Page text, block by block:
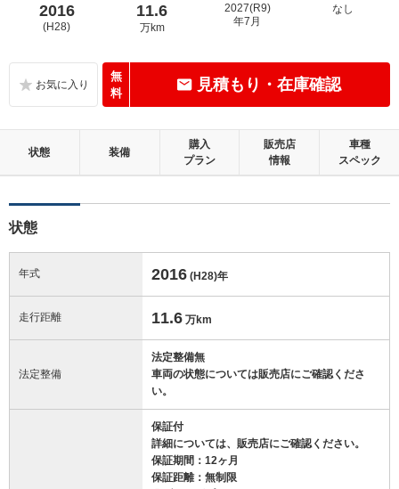
2016
(H28)
11.6
万km
2027(R9)
年7月
なし
無
料
見積もり・在庫確認
状態 装備
購入
プラン
販売店
情報
車種
スペック
状態
年式 2016 (H28)年
走行距離 11.6 万km
法定整備
法定整備無
車両の状態については販売店にご確認くださ
い。
保証付
詳細については、販売店にご確認ください。
保証期間：12ヶ月
保証距離：無制限